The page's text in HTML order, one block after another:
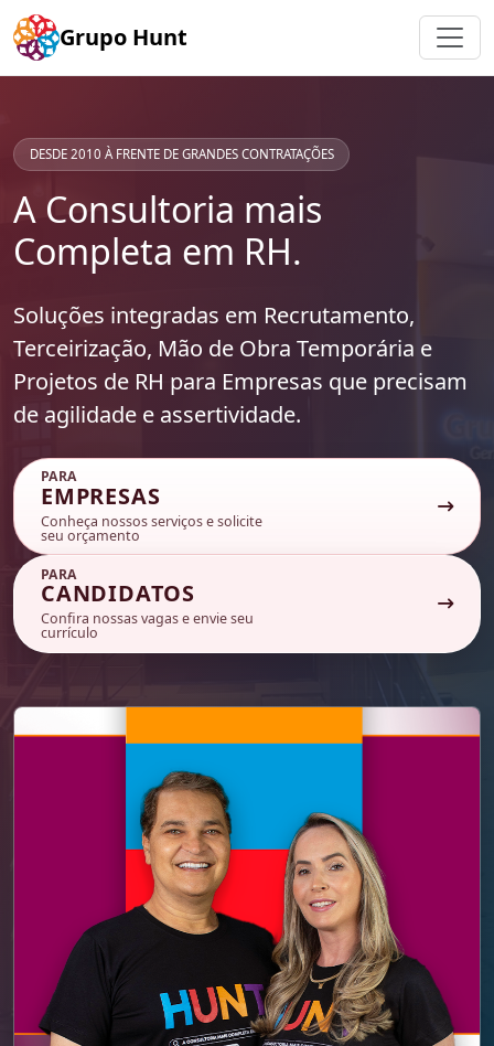
Grupo Hunt
DESDE 2010 À FRENTE DE GRANDES CONTRATAÇÕES
A Consultoria mais
Completa em RH.
Soluções integradas em Recrutamento,
Terceirização, Mão de Obra Temporária e
Projetos de RH para Empresas que precisam
de agilidade e assertividade.
PARA
EMPRESAS
Conheça nossos serviços e solicite
seu orçamento
PARA
CANDIDATOS
Confira nossas vagas e envie seu
currículo